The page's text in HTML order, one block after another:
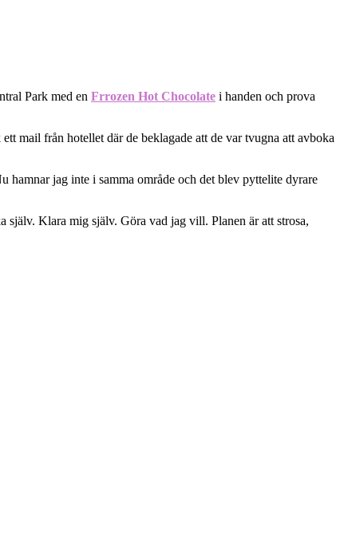
Park med en Frrozen Hot Chocolate i handen och prova
mail från hotellet där de beklagade att de var tvugna att avboka
hamnar jag inte i samma område och det blev pyttelite dyrare
själv. Klara mig själv. Göra vad jag vill. Planen är att strosa,